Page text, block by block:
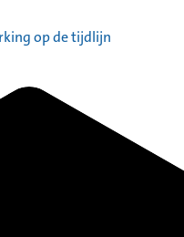
op de tijdlijn